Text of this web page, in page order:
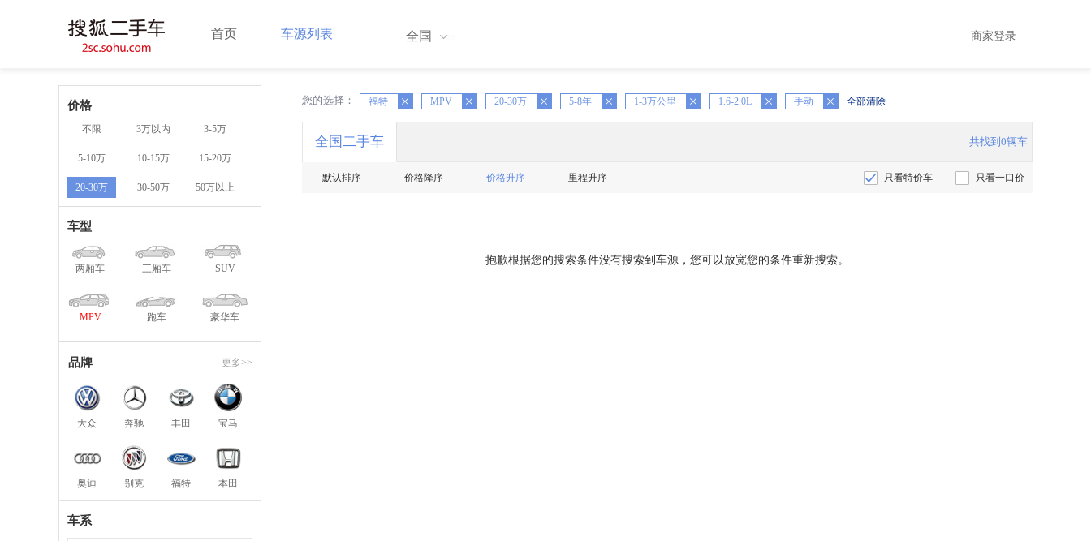
首页 车源列表 全国 商家登录
价格
不限 3万以内 3-5万
5-10万 10-15万 15-20万
20-30万 30-50万 50万以上
车型
两厢车 三厢车 SUV
MPV 跑车 豪华车
品牌 更多>>
大众 奔驰 丰田 宝马
奥迪 别克 福特 本田
车系
您的选择： 福特
X MPV
X 20-30万
X 5-8年
X 1-3万公里 1.6-2.0L
X 手动
X 全部清除
全国二手车 共找到0辆车
只看特价车 只看一口价
默认排序 价格降序 价格升序 里程升序
抱歉根据您的搜索条件没有搜索到车源，您可以放宽您的条件重新搜索。